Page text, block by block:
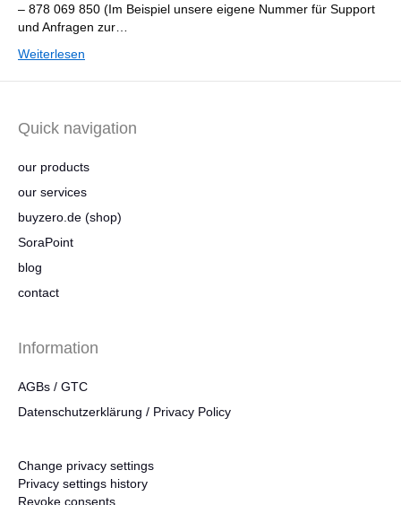
– 878 069 850 (Im Beispiel unsere eigene Nummer für Support
und Anfragen zur…
Weiterlesen
Quick navigation
our products
our services
buyzero.de (shop)
SoraPoint
blog
contact
Information
AGBs / GTC
Datenschutzerklärung / Privacy Policy
Change privacy settings
Privacy settings history
Revoke consents